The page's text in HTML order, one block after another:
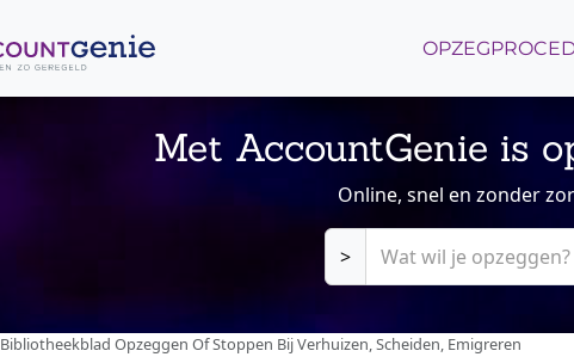
Met AccountGenie is
Online, snel en zonder
>
Bibliotheekblad Opzeggen Of Stoppen Bij Verhuizen, Scheiden, Emigreren